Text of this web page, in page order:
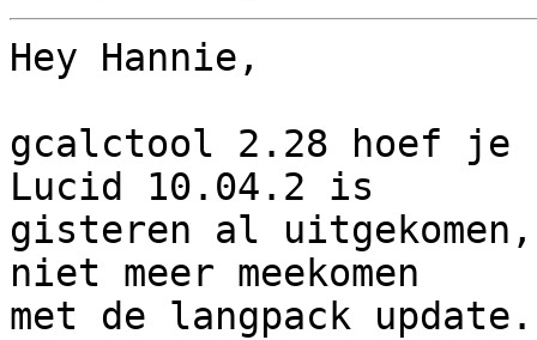
Hey Hannie,
gcalctool 2.28 hoef je
Lucid 10.04.2 is
gisteren al
niet meer meekomen
met de langpack update.